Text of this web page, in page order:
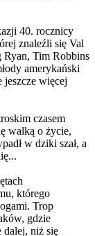
40. rocznicy
znaleźli się Val
Tim Robbins
amerykański
jeszcze więcej
czasem
walką o życie,
w dziki szał, a
którego
Trop
gdzie
dalej, niż się